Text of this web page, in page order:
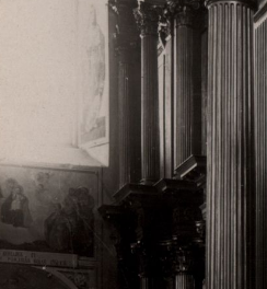
Экскурсия
Главная